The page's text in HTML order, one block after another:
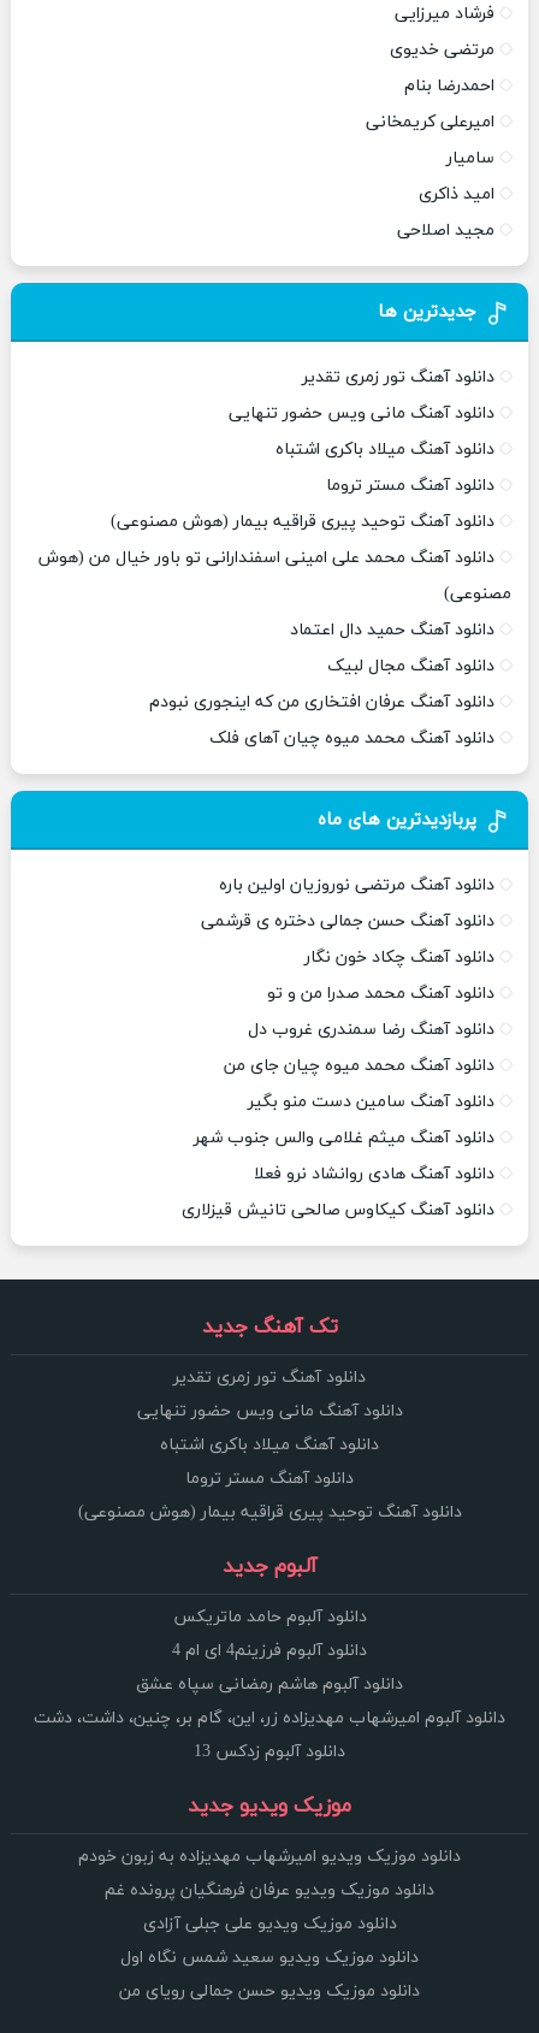
فرشاد میرزایی
مرتضی خدیوی
احمدرضا بنام
امیرعلی کریمخانی
سامیار
امید ذاکری
مجید اصلاحی
جدیدترین ها
دانلود آهنگ تور زمری تقدیر
دانلود آهنگ مانی ویس حضور تنهایی
دانلود آهنگ میلاد باکری اشتباه
دانلود آهنگ مستر تروما
دانلود آهنگ توحید پیری قراقیه بیمار (هوش مصنوعی)
دانلود آهنگ محمد علی امینی اسفندارانی تو باور خیال من (هوش
مصنوعی)
دانلود آهنگ حمید دال اعتماد
دانلود آهنگ مجال لبیک
دانلود آهنگ عرفان افتخاری من که اینجوری نبودم
دانلود آهنگ محمد میوه چیان آهای فلک
پربازدیدترین های ماه
دانلود آهنگ مرتضی نوروزیان اولین باره
دانلود آهنگ حسن جمالی دختره ی قرشمی
دانلود آهنگ چکاد خون نگار
دانلود آهنگ محمد صدرا من و تو
دانلود آهنگ رضا سمندری غروب دل
دانلود آهنگ محمد میوه چیان جای من
دانلود آهنگ سامین دست منو بگیر
دانلود آهنگ میثم غلامی والس جنوب شهر
دانلود آهنگ هادی روانشاد نرو فعلا
دانلود آهنگ کیکاوس صالحی تانیش قیزلاری
تک آهنگ جدید
دانلود آهنگ تور زمری تقدیر
دانلود آهنگ مانی ویس حضور تنهایی
دانلود آهنگ میلاد باکری اشتباه
دانلود آهنگ مستر تروما
دانلود آهنگ توحید پیری قراقیه بیمار (هوش مصنوعی)
آلبوم جدید
دانلود آلبوم حامد ماتریکس
دانلود آلبوم فرزینم4 ای ام 4
دانلود آلبوم هاشم رمضانی سپاه عشق
دانلود آلبوم امیرشهاب مهدیزاده زر، این، گام بر، چنین، داشت، دشت
دانلود آلبوم زدکس 13
موزیک ویدیو جدید
دانلود موزیک ویدیو امیرشهاب مهدیزاده به زبون خودم
دانلود موزیک ویدیو عرفان فرهنگیان پرونده غم
دانلود موزیک ویدیو علی جبلی آزادی
دانلود موزیک ویدیو سعید شمس نگاه اول
دانلود موزیک ویدیو حسن جمالی رویای من